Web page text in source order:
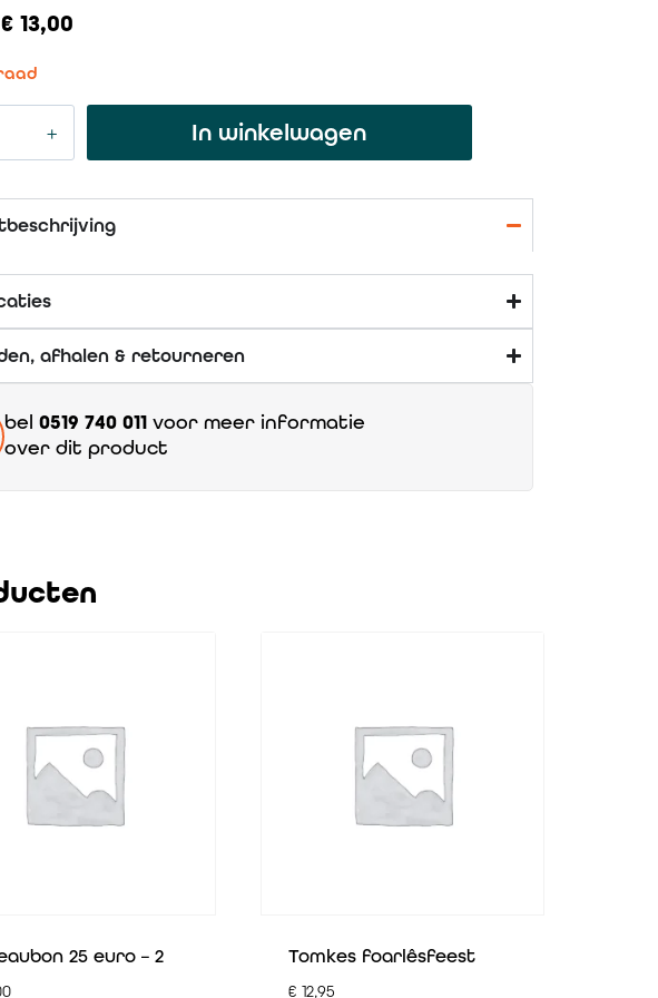
€ 13,00
In winkelwagen
afhalen & retourneren
bel 0519 740 011 voor meer informatie
over dit product
25 euro – 2 Tomkes foarlêsfeest
€ 12,95